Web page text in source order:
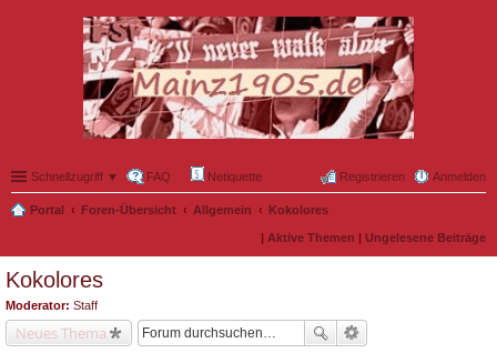
Schnellzugriff ▼ FAQ Netiquette Anmelden
Registrieren
Portal Foren-Übersicht Allgemein Kokolores
| Aktive Themen | Ungelesene Beiträge
Kokolores
Moderator: Staff
Neues Thema